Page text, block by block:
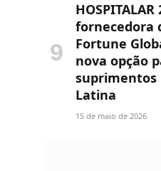
fornecedora
Fortune
nova opção
suprimentos
Latina
15 de maio de 2026